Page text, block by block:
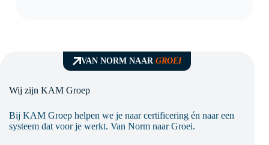
VAN NORM NAARGROEI
Wij zijn KAM Groep
Bij KAM Groep helpen we je naar certificering én naar een
systeem dat voor je werkt. Van Norm naar Groei.